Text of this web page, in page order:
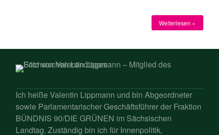
Weiterlesen »
Ich heiße Valentin Lippmann und bin Abgeordneter
sowie Parlamentarischer Geschäftsführer der Fraktion
BÜNDNIS 90/DIE GRÜNEN im Sächsischen
Landtag. Zuständig bin ich für Innenpolitik,